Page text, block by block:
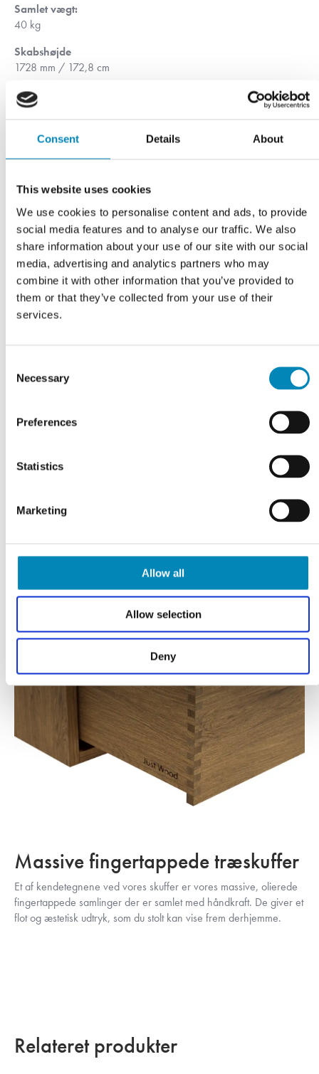
Consent Details About
This website uses cookies
We use cookies to personalise content and ads, to provide
social media features and to analyse our traffic. We also
share information about your use of our site with our social
media, advertising and analytics partners who may
combine it with other information that you’ve provided to
them or that they’ve collected from your use of their
services.
Selection
Necessary
Preferences
Statistics
Marketing
Allow all
Allow selection
Deny
Samlet vægt:
40 kg
Skabshøjde
1728 mm / 172,8 cm
Skabsdybde
438 mm / 43,8 cm
Design
Snedker bad højskabet er designet med 2 dybe massive, olierede
fingertappede egetræs skuffer og en låge, som du kan vælge at
have enten højre- eller venstrevendt hængsler på.
Korpuset er fremstillet i 19 mm. tykkelse med finéret egetræs
forkant, som også er behandlet med olie og leveres samlet.
med fuldudtræk og softluk, på markedets bedste udtræksskinner.
Massive fingertappede træskuffer
Et af kendetegnene ved vores skuffer er vores massive, olierede
fingertappede samlinger der er samlet med håndkraft. De giver et
flot og æstetisk udtryk, som du stolt kan vise frem derhjemme.
Relateret produkter